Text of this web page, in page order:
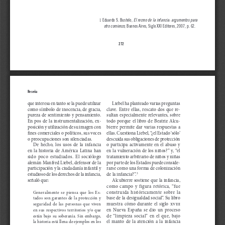
272
1 Eduardo S. Bustelo, El recreo de la infancia: argumentos para
otro comienzo, Buenos Aires, Siglo XXI Editores, 2007, p. 62.
Reseña
que interesa en tanto se la puede utilizar
como símbolo de inocencia, de gracia,
pureza de sentimiento y pensamiento.
En  pos  de  la  instrumentalización,  ex-
posición y utilización de su imagen con
fines comerciales o políticos, sus voces
o preocupaciones son silenciadas.
De  hecho,  los  usos  de  la  infancia
en  la  historia  de  América  Latina  han
sido  poco  estudiados.  El  sociólogo
alemán Manfred Liebel, defensor de la
participación y la ciudadanía infantil y
estudioso de los derechos de la infancia,
señaló que:
Generalmente  se  piensa  que  los  Es
tados  son  garantes  de  la  protección  y
seguridad  de  las  personas  que  viven
en  sus  respectivos  territorios  y/o  que
están  bajo  su  soberanía.  Sin  embargo,
la historia está llena de ejemplos en los
Liebel ha planteado varias preguntas
clave.  Entre  ellas,  rescato  dos  que  re-
sultan especialmente relevantes, sobre
todo  porque  el  libro  de  Beatriz  Alcu-
bierre  permite  dar  varias  respuestas  a
ellas. Cuestiona Liebel, “¿el Estado ‘sólo’
descuida sus obligaciones de protección
o  participa  activamente  en  el  abuso  y
en  la  vulneración  de  los  niños?”  y,  “el
tratamiento arbitrario de niños y niñas
por parte de los Estados puede conside
rarse como una forma de colonización
de la infancia?”.3
Alcubierre sostiene que la infancia,
como  campo  y  figura  retórica,  “fue
construida  históricamente  sobre  la
base de la desigualdad social”. Su libro
muestra  cómo  durante  el  siglo xviii
en  Nueva  España  se  dio  un  proceso
de  “limpieza  social”  en  el  que,  bajo
el  manto  de  la  atención  a  la  infancia